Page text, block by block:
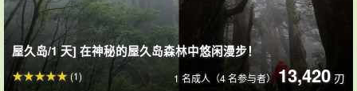
屋久岛/1 天] 在神秘的屋久岛森林中悠闲漫步！
1 名成人（4 名参与者）13,420 刃
(1)